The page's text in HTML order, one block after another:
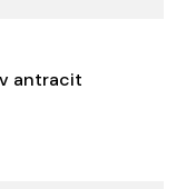
antracit